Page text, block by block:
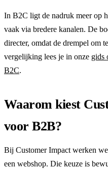
In B2C ligt de nadruk meer op
vaak via bredere kanalen. De
directer, omdat de drempel om
vergelijking lees je in onze gids
B2C.
Waarom kiest
voor B2B?
Bij Customer Impact werken
een webshop. Die keuze is